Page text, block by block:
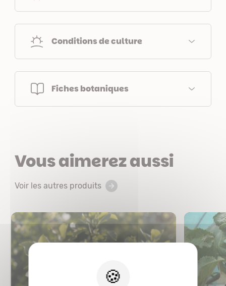
Conditions de culture
Fiches botaniques
Vous aimerez aussi
Voir les autres produits